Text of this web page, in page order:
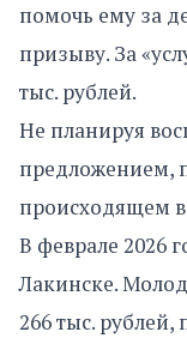
помочь ему за
призыву. За
тыс. рублей.
Не планируя
предложением,
происходящем
В феврале 2026
Лакинске.
266 тыс. рублей,